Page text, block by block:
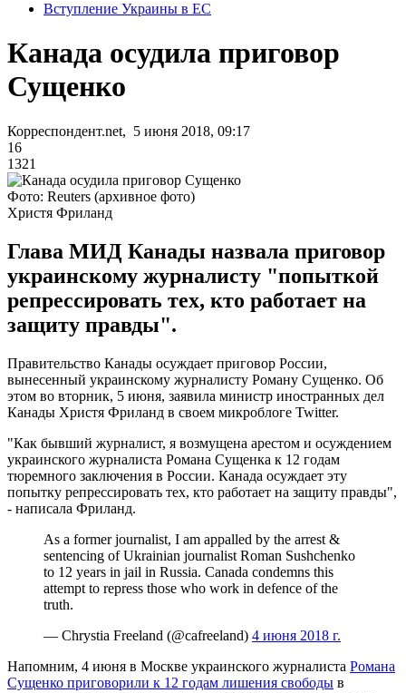
Вступление Украины в ЕС
Канада осудила приговор
Сущенко
Корреспондент.net, 5 июня 2018, 09:17
16
1321
Фото: Reuters (архивное фото)
Христя Фриланд
Глава МИД Канады назвала приговор
украинскому журналисту "попыткой
репрессировать тех, кто работает на
защиту правды".
Правительство Канады осуждает приговор России,
вынесенный украинскому журналисту Роману Сущенко. Об
этом во вторник, 5 июня, заявила министр иностранных дел
Канады Христя Фриланд в своем микроблоге Twitter.
"Как бывший журналист, я возмущена арестом и осуждением
украинского журналиста Романа Сущенка к 12 годам
тюремного заключения в России. Канада осуждает эту
попытку репрессировать тех, кто работает на защиту правды",
- написала Фриланд.
As a former journalist, I am appalled by the arrest &
sentencing of Ukrainian journalist Roman Sushchenko
to 12 years in jail in Russia. Canada condemns this
attempt to repress those who work in defence of the
truth.
— Chrystia Freeland (@cafreeland) 4 июня 2018 г.
Напомним, 4 июня в Москве украинского журналиста Романа
Сущенко приговорили к 12 годам лишения свободы в